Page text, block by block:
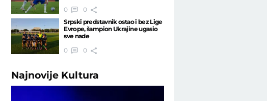
0
0
Srpski predstavnik ostao i bez Lige
Evrope, šampion Ukrajine ugasio
sve nade
0
0
Najnovije Kultura